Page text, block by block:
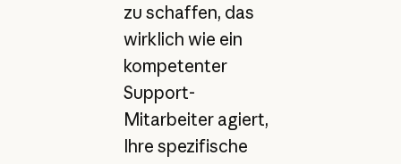
zu schaffen, das
wirklich wie ein
kompetenter
Support-
Mitarbeiter agiert,
Ihre spezifische